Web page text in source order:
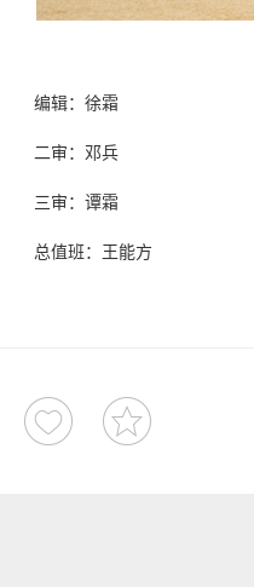
编辑：徐霜
二审：邓兵
三审：谭霜
总值班：王能方